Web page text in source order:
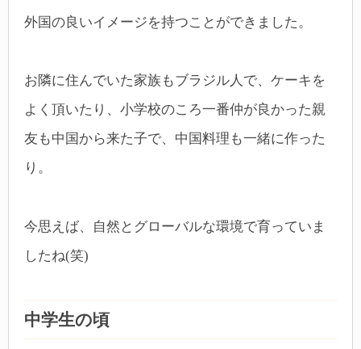
外国の良いイメージを持つことができました。
お隣に住んでいた家族もブラジル人で、ケーキを
よく頂いたり、小学校のころ一番仲が良かった親
友も中国から来た子で、中国料理も一緒に作った
り。
今思えば、自然とグローバルな環境で育っていま
したね(笑)
中学生の頃